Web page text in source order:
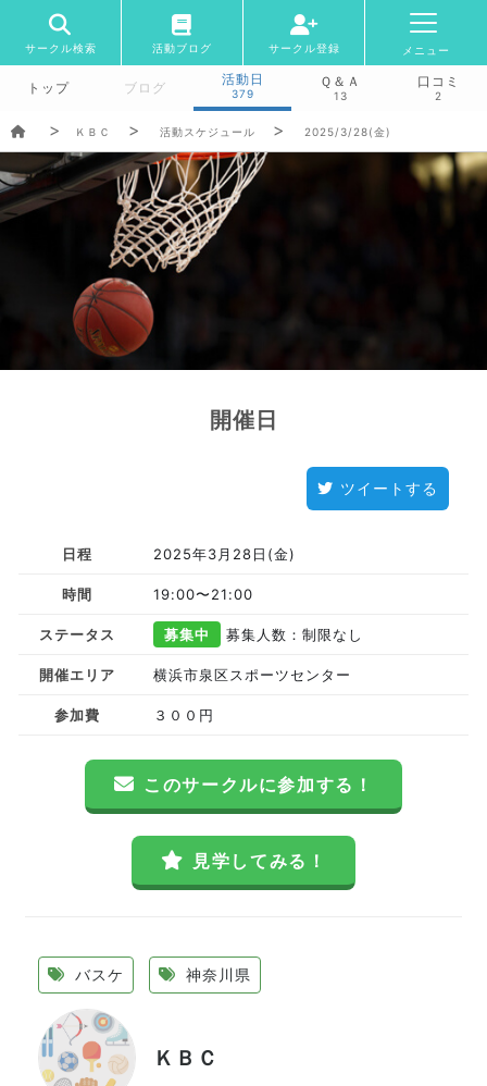
サークル検索 活動ブログ サークル登録 メニュー
トップ ブログ
活動日
379
Ｑ＆Ａ
13
口コミ
2
ＫＢＣ 活動スケジュール 2025/3/28(金)
開催日
ツイートする
日程 2025年3月28日(金)
時間 19:00〜21:00
ステータス 募集中 募集人数：制限なし
開催エリア 横浜市泉区スポーツセンター
参加費 ３００円
このサークルに参加する！
見学してみる！
バスケ 神奈川県
ＫＢＣ